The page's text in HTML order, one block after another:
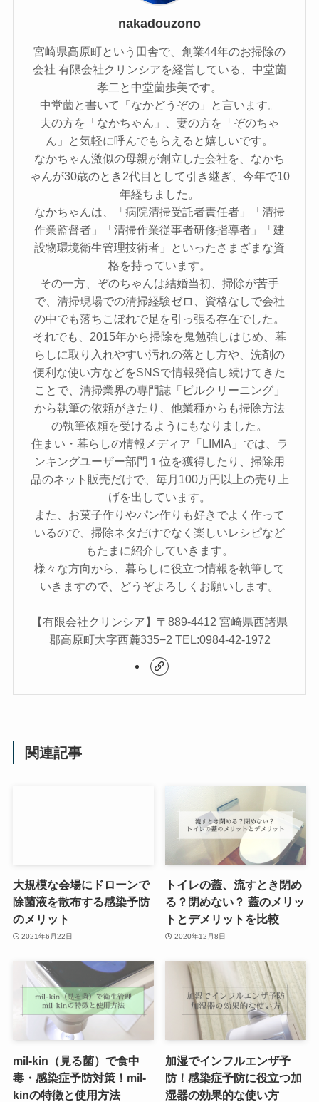
nakadouzono
宮崎県高原町という田舎で、創業44年のお掃除の
会社 有限会社クリンシアを経営している、中堂薗
孝二と中堂薗歩美です。
中堂薗と書いて「なかどうぞの」と言います。
夫の方を「なかちゃん」、妻の方を「ぞのちゃ
ん」と気軽に呼んでもらえると嬉しいです。
なかちゃん激似の母親が創立した会社を、なかち
ゃんが30歳のとき2代目として引き継ぎ、今年で10
年経ちました。
なかちゃんは、「病院清掃受託者責任者」「清掃
作業監督者」「清掃作業従事者研修指導者」「建
設物環境衛生管理技術者」といったさまざまな資
格を持っています。
その一方、ぞのちゃんは結婚当初、掃除が苦手
で、清掃現場での清掃経験ゼロ、資格なしで会社
の中でも落ちこぼれで足を引っ張る存在でした。
それでも、2015年から掃除を鬼勉強しはじめ、暮
らしに取り入れやすい汚れの落とし方や、洗剤の
便利な使い方などをSNSで情報発信し続けてきた
ことで、清掃業界の専門誌「ビルクリーニング」
から執筆の依頼がきたり、他業種からも掃除方法
の執筆依頼を受けるようにもなりました。
住まい・暮らしの情報メディア「LIMIA」では、ラ
ンキングユーザー部門１位を獲得したり、掃除用
品のネット販売だけで、毎月100万円以上の売り上
げを出しています。
また、お菓子作りやパン作りも好きでよく作って
いるので、掃除ネタだけでなく楽しいレシピなど
もたまに紹介していきます。
様々な方向から、暮らしに役立つ情報を執筆して
いきますので、どうぞよろしくお願いします。
【有限会社クリンシア】〒889-4412 宮崎県西諸県
郡高原町大字西麓335−2 TEL:0984-42-1972
関連記事
大規模な会場にドローンで
除菌液を散布する感染予防
のメリット
2021年6月22日
トイレの蓋、流すとき閉め
る？閉めない？ 蓋のメリッ
トとデメリットを比較
2020年12月8日
mil-kin（見る菌）で食中
毒・感染症予防対策！mil-
kinの特徴と使用方法
加湿でインフルエンザ予
防！感染症予防に役立つ加
湿器の効果的な使い方